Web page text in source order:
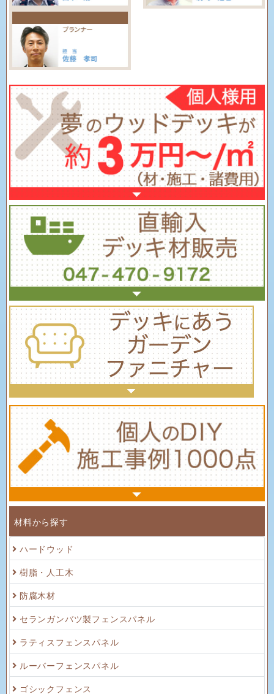
材料から探す
ハードウッド
樹脂・人工木
防腐木材
セランガンバツ製フェンスパネル
ラティスフェンスパネル
ルーバーフェンスパネル
ゴシックフェンス